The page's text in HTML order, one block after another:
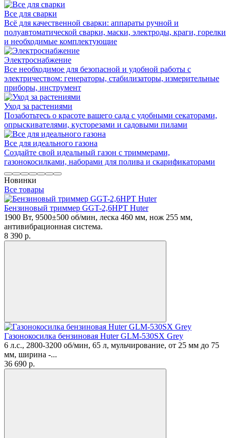
Все для сварки
Всё для качественной сварки: аппараты ручной и
полуавтоматической сварки, маски, электроды, краги, горелки
и необходимые комплектующие
Электроснабжение
Все необходимое для безопасной и удобной работы с
электричеством: генераторы, стабилизаторы, измерительные
приборы, инструмент
Уход за растениями
Позаботьтесь о красоте вашего сада с удобными секаторами,
опрыскивателями, кусторезами и садовыми пилами
Все для идеального газона
Создайте свой идеальный газон с триммерами,
газонокосилками, наборами для полива и скарификаторами
Новинки
Все товары
Бензиновый триммер GGT-2,6HPT Huter
1900 Вт, 9500±500 об/мин, леска 460 мм, нож 255 мм,
антивибрационная система.
8 390 p.
Газонокосилка бензиновая Huter GLM-530SX Grey
6 л.с., 2800-3200 об/мин, 65 л, мульчирование, от 25 мм до 75
мм, ширина -...
36 690 p.